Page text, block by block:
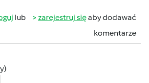
lub zarejestruj sięaby dodawać
komentarze